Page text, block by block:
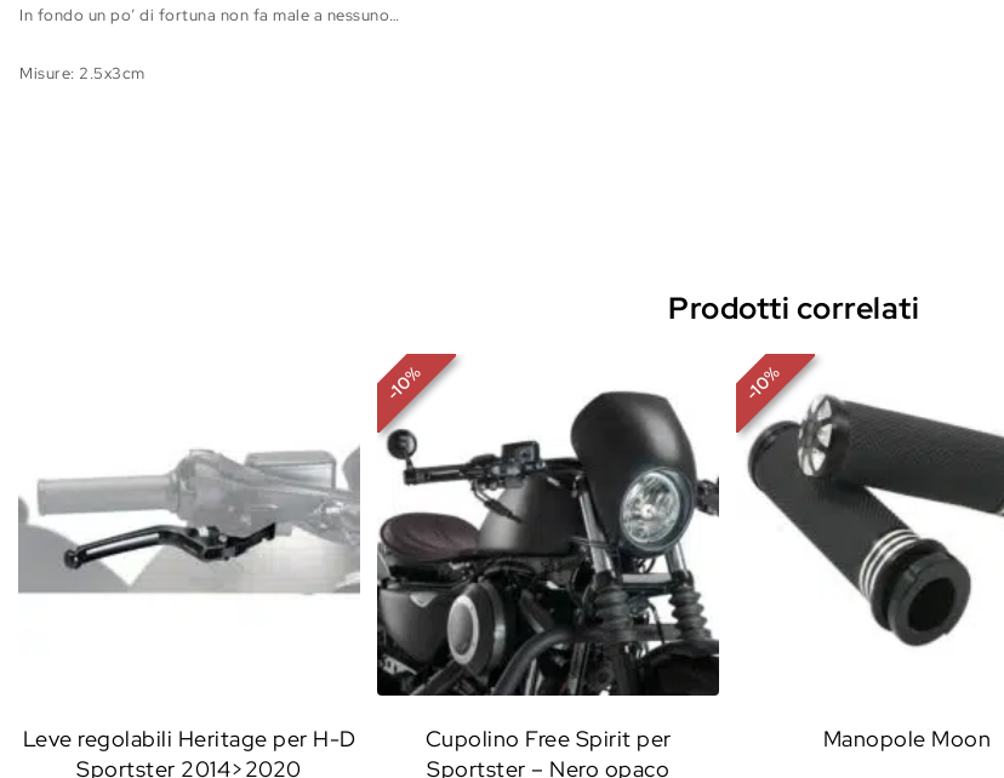
In fondo un po’ di fortuna non fa male a nessuno…
Misure: 2.5x3cm
Prodotti correlati
Leve regolabili Heritage per H-D
Sportster 2014>2020
-
10
%
Cupolino Free Spirit per
Sportster – Nero opaco
-
10
%
Manopole Moon